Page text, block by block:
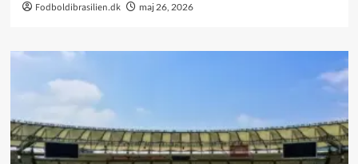
Fodboldibrasilien.dk maj 26, 2026